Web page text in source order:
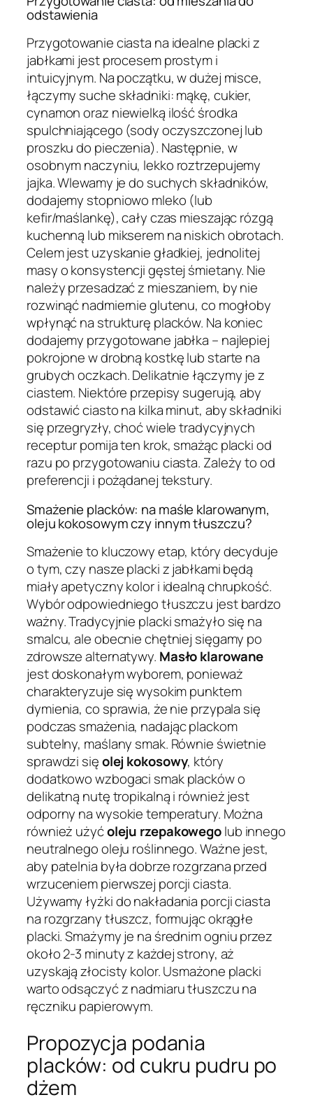
odstawienia
Przygotowanie ciasta na idealne placki z
jabłkami jest procesem prostym i
intuicyjnym. Na początku, w dużej misce,
łączymy suche składniki: mąkę, cukier,
cynamon oraz niewielką ilość środka
spulchniającego (sody oczyszczonej lub
proszku do pieczenia). Następnie, w
osobnym naczyniu, lekko roztrzepujemy
jajka. Wlewamy je do suchych składników,
dodajemy stopniowo mleko (lub
kefir/maślankę), cały czas mieszając rózgą
kuchenną lub mikserem na niskich obrotach.
Celem jest uzyskanie gładkiej, jednolitej
masy o konsystencji gęstej śmietany. Nie
należy przesadzać z mieszaniem, by nie
rozwinąć nadmiernie glutenu, co mogłoby
wpłynąć na strukturę placków. Na koniec
dodajemy przygotowane jabłka – najlepiej
pokrojone w drobną kostkę lub starte na
grubych oczkach. Delikatnie łączymy je z
ciastem. Niektóre przepisy sugerują, aby
odstawić ciasto na kilka minut, aby składniki
się przegryzły, choć wiele tradycyjnych
receptur pomija ten krok, smażąc placki od
razu po przygotowaniu ciasta. Zależy to od
preferencji i pożądanej tekstury.
Smażenie placków: na maśle klarowanym,
oleju kokosowym czy innym tłuszczu?
Smażenie to kluczowy etap, który decyduje
o tym, czy nasze placki z jabłkami będą
miały apetyczny kolor i idealną chrupkość.
Wybór odpowiedniego tłuszczu jest bardzo
ważny. Tradycyjnie placki smażyło się na
smalcu, ale obecnie chętniej sięgamy po
zdrowsze alternatywy. Masło klarowane
jest doskonałym wyborem, ponieważ
charakteryzuje się wysokim punktem
dymienia, co sprawia, że nie przypala się
podczas smażenia, nadając plackom
subtelny, maślany smak. Równie świetnie
sprawdzi sięolej kokosowy, który
dodatkowo wzbogaci smak placków o
delikatną nutę tropikalną i również jest
odporny na wysokie temperatury. Można
również użyćoleju rzepakowegolub innego
neutralnego oleju roślinnego. Ważne jest,
aby patelnia była dobrze rozgrzana przed
wrzuceniem pierwszej porcji ciasta.
Używamy łyżki do nakładania porcji ciasta
na rozgrzany tłuszcz, formując okrągłe
placki. Smażymy je na średnim ogniu przez
około 2-3 minuty z każdej strony, aż
uzyskają złocisty kolor. Usmażone placki
warto odsączyć z nadmiaru tłuszczu na
ręczniku papierowym.
Propozycja podania
placków: od cukru pudru po
dżem